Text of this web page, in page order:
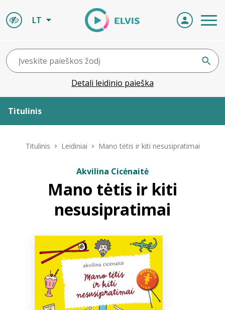
LT
Detali leidinio paieška
Titulinis
ELVIS atvyksta
Bibliotekoms
Titulinis Leidiniai Mano tėtis ir kiti nesusipratimai
Akvilina Cicėnaitė
Mano tėtis ir kiti
nesusipratimai